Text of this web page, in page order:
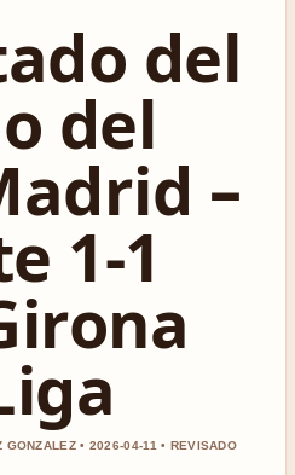
del
del
–
1-1
GONZALEZ • 2026-04-11 • REVISADO